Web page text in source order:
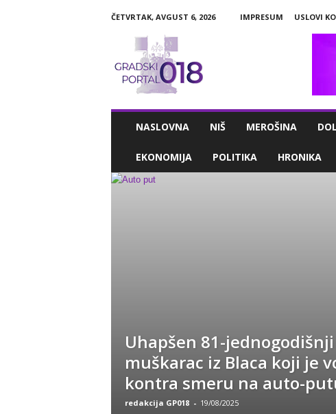
ČETVRTAK, AVGUST 6, 2026 IMPRESUM USLOVI
t
NASLOVNA NIŠ MEROŠINA
EKONOMIJA POLITIKA HRONIKA
Uhapšen 81-jednogodišnji
muškarac iz Blaca koji je
kontra smeru na auto-
redakcija GP018 - 19/08/2025